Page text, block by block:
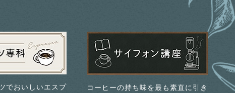
でおいしいエスプ
コーヒーの持ち味を最も素直に引き